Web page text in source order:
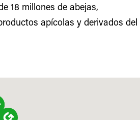
18 millones de abejas,
apícolas y derivados del